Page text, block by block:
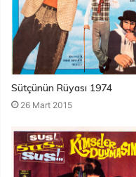
Sütçünün Rüyası 1974
26 Mart 2015